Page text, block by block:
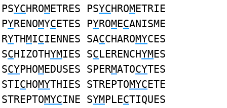
PSYCHROMETRES PSYCHROMETRIE
PYRENOMYCETES PYROMECANISME
RYTHMICIENNES SACCHAROMYCES
SCHIZOTHYMIES SCLERENCHYMES
SCYPHOMEDUSES SPERMATOCYTES
STICHOMYTHIES STREPTOMYCETE
STREPTOMYCINE SYMPLECTIQUES